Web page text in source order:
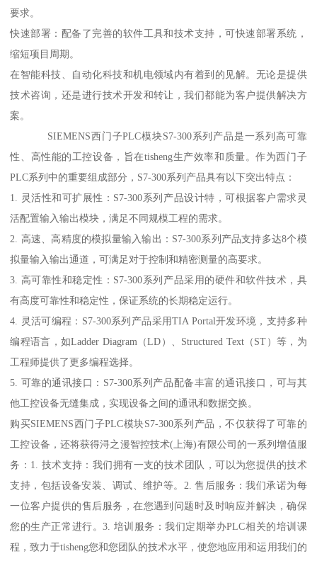
要求。
快速部署：配备了完善的软件工具和技术支持，可快速部署系统，
缩短项目周期。
在智能科技、自动化科技和机电领域内有着到的见解。无论是提供
技术咨询，还是进行技术开发和转让，我们都能为客户提供解决方
案。
SIEMENS西门子PLC模块S7-300系列产品是一系列高可靠
性、高性能的工控设备，旨在tisheng生产效率和质量。作为西门子
PLC系列中的重要组成部分，S7-300系列产品具有以下突出特点：
1. 灵活性和可扩展性：S7-300系列产品设计特，可根据客户需求灵
活配置输入输出模块，满足不同规模工程的需求。
2. 高速、高精度的模拟量输入输出：S7-300系列产品支持多达8个模
拟量输入输出通道，可满足对于控制和精密测量的高要求。
3. 高可靠性和稳定性：S7-300系列产品采用的硬件和软件技术，具
有高度可靠性和稳定性，保证系统的长期稳定运行。
4. 灵活可编程：S7-300系列产品采用TIA Portal开发环境，支持多种
编程语言，如Ladder Diagram（LD）、Structured Text（ST）等，为
工程师提供了更多编程选择。
5. 可靠的通讯接口：S7-300系列产品配备丰富的通讯接口，可与其
他工控设备无缝集成，实现设备之间的通讯和数据交换。
购买SIEMENS西门子PLC模块S7-300系列产品，不仅获得了可靠的
工控设备，还将获得浔之漫智控技术(上海)有限公司的一系列增值服
务：1. 技术支持：我们拥有一支的技术团队，可以为您提供的技术
支持，包括设备安装、调试、维护等。2. 售后服务：我们承诺为每
一位客户提供的售后服务，在您遇到问题时及时响应并解决，确保
您的生产正常进行。3. 培训服务：我们定期举办PLC相关的培训课
程，致力于tisheng您和您团队的技术水平，使您地应用和运用我们的